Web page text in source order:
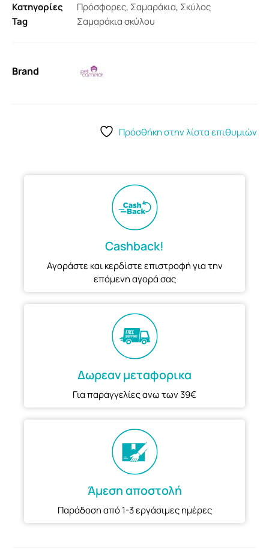
Κατηγορίες
Πρόσφορες, Σαμαράκια, Σκύλος
Tag
Σαμαράκια σκύλου
Brand
Πρόσθήκη στην λίστα επιθυμιών
Cashback!
Αγοράστε και κερδίστε επιστροφή για την
επόμενη αγορά σας
Δωρεαν μεταφορικα
Για παραγγελίες ανω των 39€
Άμεση αποστολή
Παράδοση από 1-3 εργάσιμες ημέρες